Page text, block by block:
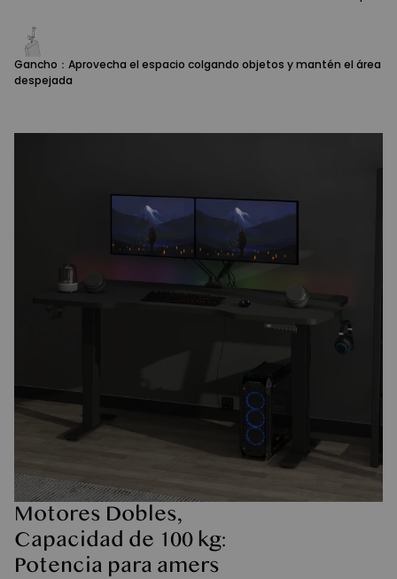
Gancho：Aprovecha el espacio colgando objetos y mantén el área
despejada
Motores Dobles,
Capacidad de 100 kg:
Potencia para amers